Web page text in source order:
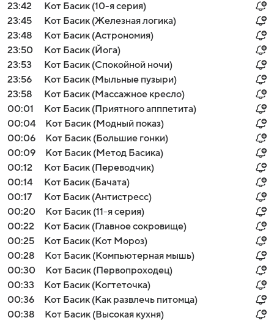
23:42
Кот Басик (10-я серия)
23:45
Кот Басик (Железная логика)
23:48
Кот Басик (Астрономия)
23:50
Кот Басик (Йога)
23:53
Кот Басик (Спокойной ночи)
23:56
Кот Басик (Мыльные пузыри)
23:58
Кот Басик (Массажное кресло)
00:01
Кот Басик (Приятного апппетита)
00:04
Кот Басик (Модный показ)
00:06
Кот Басик (Большие гонки)
00:09
Кот Басик (Метод Басика)
00:12
Кот Басик (Переводчик)
00:14
Кот Басик (Бачата)
00:17
Кот Басик (Антистресс)
00:20
Кот Басик (11-я серия)
00:22
Кот Басик (Главное сокровище)
00:25
Кот Басик (Кот Мороз)
00:28
Кот Басик (Компьютерная мышь)
00:30
Кот Басик (Первопроходец)
00:33
Кот Басик (Когтеточка)
00:36
Кот Басик (Как развлечь питомца)
00:38
Кот Басик (Высокая кухня)